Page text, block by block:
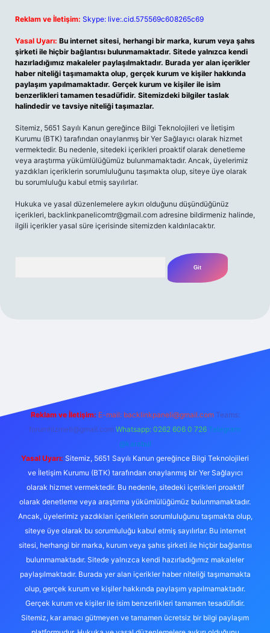
Reklam ve İletişim: Skype: live:.cid.575569c608265c69
Yasal Uyarı: Bu internet sitesi, herhangi bir marka, kurum veya şahıs
şirketi ile hiçbir bağlantısı bulunmamaktadır. Sitede yalnızca kendi
hazırladığımız makaleler paylaşılmaktadır. Burada yer alan içerikler
haber niteliği taşımamakta olup, gerçek kurum ve kişiler hakkında
paylaşım yapılmamaktadır. Gerçek kurum ve kişiler ile isim
benzerlikleri tamamen tesadüfidir. Sitemizdeki bilgiler taslak
halindedir ve tavsiye niteliği taşımazlar.
Sitemiz, 5651 Sayılı Kanun gereğince Bilgi Teknolojileri ve İletişim
Kurumu (BTK) tarafından onaylanmış bir Yer Sağlayıcı olarak hizmet
vermektedir. Bu nedenle, sitedeki içerikleri proaktif olarak denetleme
veya araştırma yükümlülüğümüz bulunmamaktadır. Ancak, üyelerimiz
yazdıkları içeriklerin sorumluluğunu taşımakta olup, siteye üye olarak
bu sorumluluğu kabul etmiş sayılırlar.
Hukuka ve yasal düzenlemelere aykırı olduğunu düşündüğünüz
içerikleri, backlinkpanelicomtr@gmail.com adresine bildirmeniz halinde,
ilgili içerikler yasal süre içerisinde sitemizden kaldırılacaktır.
Reklam ve İletişim: E-mail: backlinkpaneli@gmail.com Teams:
forumhizmeti@gmail.com Whatsapp: 0262 606 0 726 Telegram:
@karabul
Yasal Uyarı: Sitemiz, 5651 Sayılı Kanun gereğince Bilgi Teknolojileri
ve İletişim Kurumu (BTK) tarafından onaylanmış bir Yer Sağlayıcı
olarak hizmet vermektedir. Bu nedenle, sitedeki içerikleri proaktif
olarak denetleme veya araştırma yükümlülüğümüz bulunmamaktadır.
Ancak, üyelerimiz yazdıkları içeriklerin sorumluluğunu taşımakta olup,
siteye üye olarak bu sorumluluğu kabul etmiş sayılırlar. Bu internet
sitesi, herhangi bir marka, kurum veya şahıs şirketi ile hiçbir bağlantısı
bulunmamaktadır. Sitede yalnızca kendi hazırladığımız makaleler
paylaşılmaktadır. Burada yer alan içerikler haber niteliği taşımamakta
olup, gerçek kurum ve kişiler hakkında paylaşım yapılmamaktadır.
Gerçek kurum ve kişiler ile isim benzerlikleri tamamen tesadüfidir.
Sitemiz, kar amacı gütmeyen ve tamamen ücretsiz bir bilgi paylaşım